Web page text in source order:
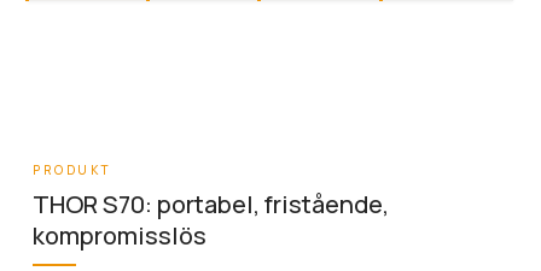
PRODUKT
THOR S70: portabel, fristående,
kompromisslös